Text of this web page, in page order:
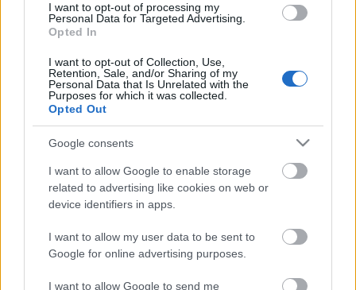
I want to opt-out of processing my
Personal Data for Targeted Advertising.
Opted In
I want to opt-out of Collection, Use,
Retention, Sale, and/or Sharing of my
Personal Data that Is Unrelated with the
Purposes for which it was collected.
Opted Out
Google consents
I want to allow Google to enable storage
related to advertising like cookies on web or
device identifiers in apps.
I want to allow my user data to be sent to
Google for online advertising purposes.
I want to allow Google to send me
Rózsavölgyi Szalon – „Ki a
komfortzónából?” – A kulisszák
mögött – 2018.04.29.
Ajánló blogot írok, tehát igyekszem az összes
általam kiválasztott előadás előnyös oldalát
meglátni, az értékeit nézni. Április hónapban 28
alkalommal voltam színházban – a saját átlagomnál
messze többször – és nem egyszer erősen kilengett a
mérleg nyelve, és sok előadásnál még ugyanahhoz